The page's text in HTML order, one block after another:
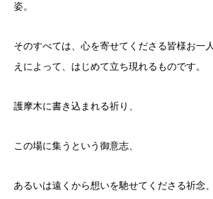
姿。
そのすべては、心を寄せてくださる皆様お一
えによって、はじめて立ち現れるものです。
護摩木に書き込まれる祈り、
この場に集うという御意志、
あるいは遠くから想いを馳せてくださる祈念、